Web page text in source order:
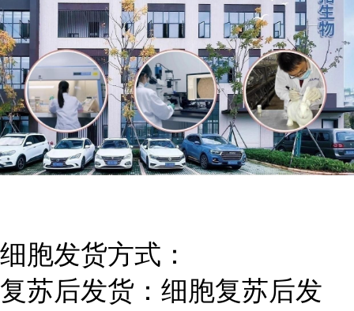
细胞发货方式：
复苏后发货：细胞复苏后发